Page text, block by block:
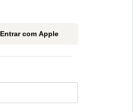
Entrar com Apple